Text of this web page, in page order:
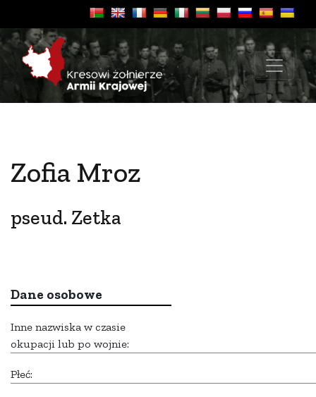
Zofia Mroz
pseud. Zetka
Dane osobowe
Inne nazwiska w czasie
okupacji lub po wojnie:
Płeć: